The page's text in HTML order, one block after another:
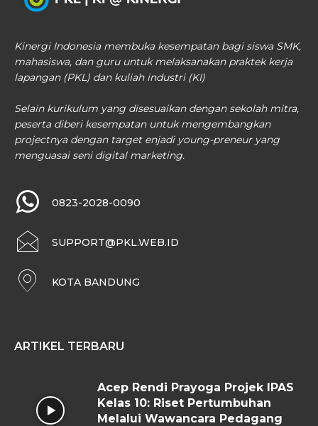
Kinergi Indonesia membuka kesempatan bagi siswa SMK,
mahasiswa, dan guru untuk melaksanakan praktek kerja
lapangan (PKL) dan kuliah industri (KI)
Selain kurikulum yang disesuaikan dengan sekolah mitra,
peserta diberi kesempatan untuk mengembangkan
projectnya dengan target enjadi young-preneur yang
menguasai seni digital marketing.
0823-2028-0090
SUPPORT@PKL.WEB.ID
KOTA BANDUNG
ARTIKEL TERBARU
Acep Rendi Prayoga Projek IPAS
Kelas 10: Riset Pertumbuhan
Melalui Wawancara Pedagang